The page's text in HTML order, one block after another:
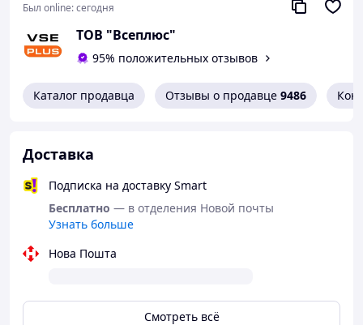
Был online:сегодня
ТОВ "Всеплюс"
95% положительных отзывов
Каталог продавца Отзывы о продавце 9486
Доставка
Подписка на доставку Smart
Бесплатно — в отделения Новой почты
Узнать больше
Нова Пошта
Смотреть всё